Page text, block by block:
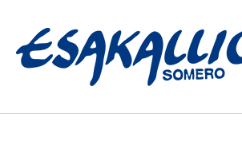
sisältöön